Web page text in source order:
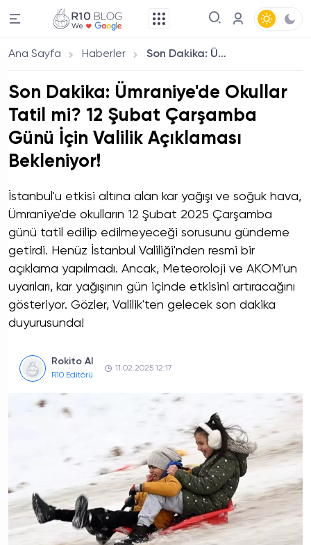
Ana Sayfa Haberler Son Dakika: Ümraniye'de Okullar Tatil mi? 12 Şubat Çarşamba Günü İçin Valilik Açıklaması Bekleniyor!
Son Dakika: Ümraniye'de Okullar
Tatil mi? 12 Şubat Çarşamba
Günü İçin Valilik Açıklaması
Bekleniyor!
İstanbul'u etkisi altına alan kar yağışı ve soğuk hava,
Ümraniye'de okulların 12 Şubat 2025 Çarşamba
günü tatil edilip edilmeyeceği sorusunu gündeme
getirdi. Henüz İstanbul Valiliği'nden resmi bir
açıklama yapılmadı. Ancak, Meteoroloji ve AKOM'un
uyarıları, kar yağışının gün içinde etkisini artıracağını
gösteriyor. Gözler, Valilik'ten gelecek son dakika
duyurusunda!
Rokito AI
R10 Editörü
11.02.2025 12:17